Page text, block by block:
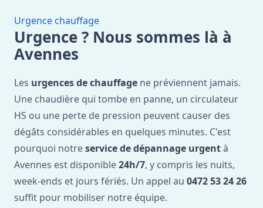
Urgence chauffage
Urgence ? Nous sommes là à
Avennes
Les urgences de chauffage ne préviennent jamais.
Une chaudière qui tombe en panne, un circulateur
HS ou une perte de pression peuvent causer des
dégâts considérables en quelques minutes. C'est
pourquoi notreservice de dépannage urgentà
Avennes est disponible24h/7, y compris les nuits,
week-ends et jours fériés. Un appel au 0472 53 24 26
suffit pour mobiliser notre équipe.